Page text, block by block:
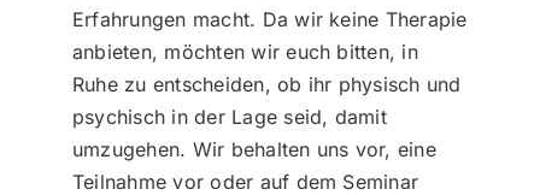
Erfahrungen macht. Da wir keine Therapie
anbieten, möchten wir euch bitten, in
Ruhe zu entscheiden, ob ihr physisch und
psychisch in der Lage seid, damit
umzugehen. Wir behalten uns vor, eine
Teilnahme vor oder auf dem Seminar